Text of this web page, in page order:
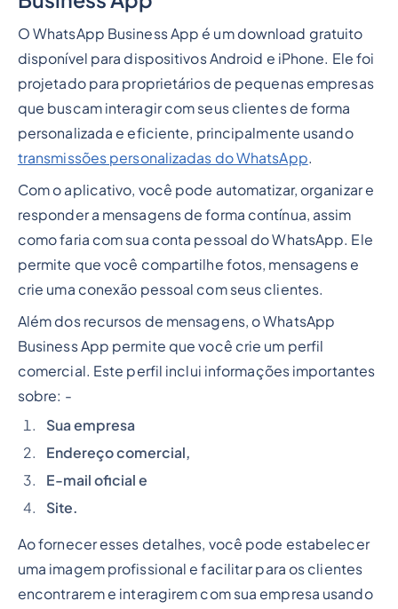
O WhatsApp Business App é um download gratuito
disponível para dispositivos Android e iPhone. Ele foi
projetado para proprietários de pequenas empresas
que buscam interagir com seus clientes de forma
personalizada e eficiente, principalmente usando
transmissões personalizadas do WhatsApp.
Com o aplicativo, você pode automatizar, organizar e
responder a mensagens de forma contínua, assim
como faria com sua conta pessoal do WhatsApp. Ele
permite que você compartilhe fotos, mensagens e
crie uma conexão pessoal com seus clientes.
Além dos recursos de mensagens, o WhatsApp
Business App permite que você crie um perfil
comercial. Este perfil inclui informações importantes
sobre: -
Sua empresa
Endereço comercial,
E-mail oficial e
Site.
Ao fornecer esses detalhes, você pode estabelecer
uma imagem profissional e facilitar para os clientes
encontrarem e interagirem com sua empresa usando